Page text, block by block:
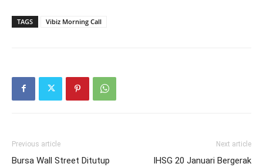
TAGS Vibiz Morning Call
Previous article
Bursa Wall Street Ditutup
Next article
IHSG 20 Januari Bergerak